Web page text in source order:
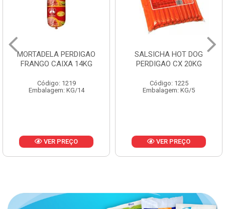
MORTADELA PERDIGAO
FRANGO CAIXA 14KG
Código: 1219
Embalagem: KG/14
VER PREÇO
SALSICHA HOT DOG
PERDIGAO CX 20KG
Código: 1225
Embalagem: KG/5
VER PREÇO